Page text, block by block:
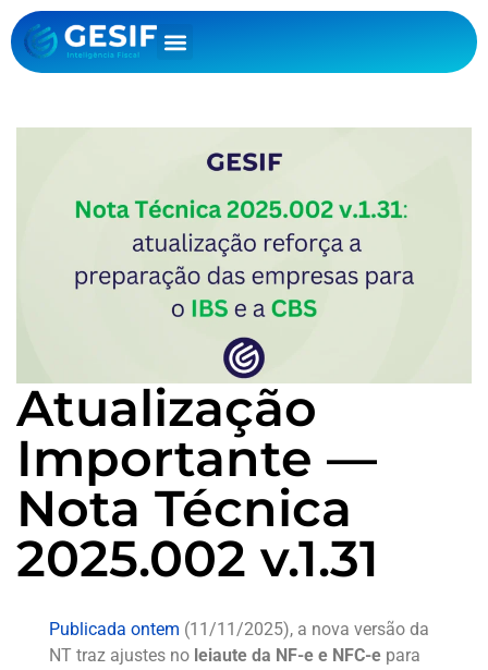
Atualização
Importante —
Nota Técnica
2025.002 v.1.31
Publicada ontem (11/11/2025), a nova versão da
NT traz ajustes no leiaute da NF-e e NFC-e para